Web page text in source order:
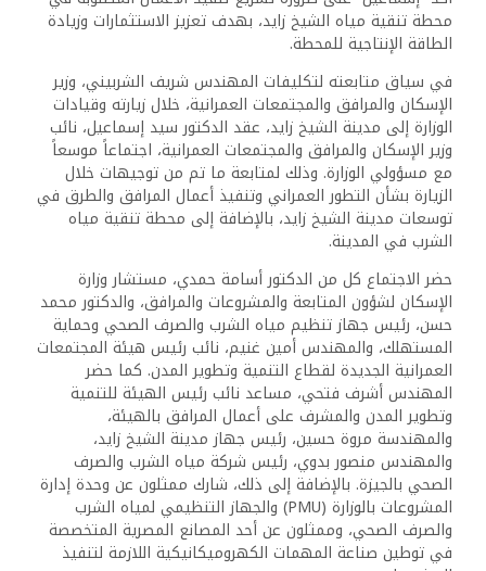
محطة تنقية مياه الشيخ زايد، بهدف تعزيز الاستثمارات وزيادة
الطاقة الإنتاجية للمحطة.
في سياق متابعته لتكليفات المهندس شريف الشربيني، وزير
الإسكان والمرافق والمجتمعات العمرانية، خلال زيارته وقيادات
الوزارة إلى مدينة الشيخ زايد، عقد الدكتور سيد إسماعيل، نائب
وزير الإسكان والمرافق والمجتمعات العمرانية، اجتماعاً موسعاً
مع مسؤولي الوزارة. وذلك لمتابعة ما تم من توجيهات خلال
الزيارة بشأن التطور العمراني وتنفيذ أعمال المرافق والطرق في
توسعات مدينة الشيخ زايد، بالإضافة إلى محطة تنقية مياه
الشرب في المدينة.
حضر الاجتماع كل من الدكتور أسامة حمدي، مستشار وزارة
الإسكان لشؤون المتابعة والمشروعات والمرافق، والدكتور محمد
حسن، رئيس جهاز تنظيم مياه الشرب والصرف الصحي وحماية
المستهلك، والمهندس أمين غنيم، نائب رئيس هيئة المجتمعات
العمرانية الجديدة لقطاع التنمية وتطوير المدن. كما حضر
المهندس أشرف فتحي، مساعد نائب رئيس الهيئة للتنمية
وتطوير المدن والمشرف على أعمال المرافق بالهيئة،
والمهندسة مروة حسين، رئيس جهاز مدينة الشيخ زايد،
والمهندس منصور بدوي، رئيس شركة مياه الشرب والصرف
الصحي بالجيزة. بالإضافة إلى ذلك، شارك ممثلون عن وحدة إدارة
المشروعات بالوزارة (PMU) والجهاز التنظيمي لمياه الشرب
والصرف الصحي، وممثلون عن أحد المصانع المصرية المتخصصة
في توطين صناعة المهمات الكهروميكانيكية اللازمة لتنفيذ